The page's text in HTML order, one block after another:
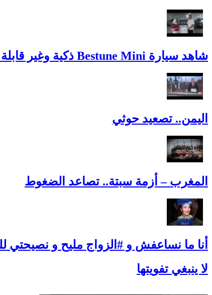
شاهد سيارة Bestune Mini ذكية وغير قابلة للسرقة
اليمن.. تصعيد حوثي
المغرب – أزمة سبتة.. تصاعد الضغوط
أنا ما نساعفش و #الزواج مليح و نصيحتي
لا ينبغي تفويتها